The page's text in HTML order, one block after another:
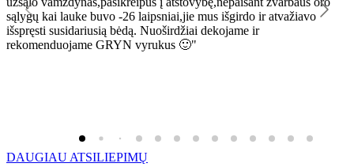
sąlygų kai lauke buvo -26 laipsniai,jie mus išgirdo ir atvažiavo
išspręsti susidariusią bėdą. Nuoširdžiai dekojame ir
rekomenduojame GRYN vyrukus 🙂"
DAUGIAU ATSILIEPIMŲ